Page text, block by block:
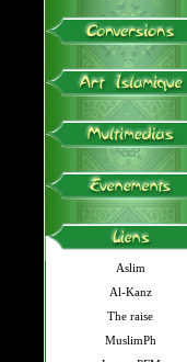
Aslim
Al-Kanz
The raise
MuslimPh